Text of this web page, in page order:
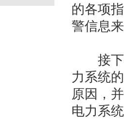
的各项
警信息
接下来
力系统
原因，
电力系